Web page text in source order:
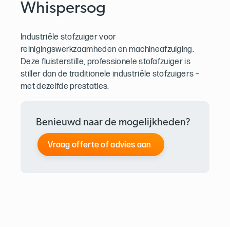
Whispersog
Industriële stofzuiger voor
reinigingswerkzaamheden en machineafzuiging.
Deze fluisterstille, professionele stofafzuiger is
stiller dan de traditionele industriële stofzuigers –
met dezelfde prestaties.
Benieuwd naar de mogelijkheden?
Vraag offerte of advies aan